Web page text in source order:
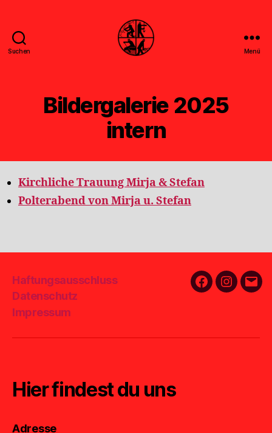
Suchen Menü
Bildergalerie 2025
intern
Kirchliche Trauung Mirja & Stefan
Polterabend von Mirja u. Stefan
Haftungsausschluss
Datenschutz
Impressum
FacebookE-
Hier findest du uns
Adresse